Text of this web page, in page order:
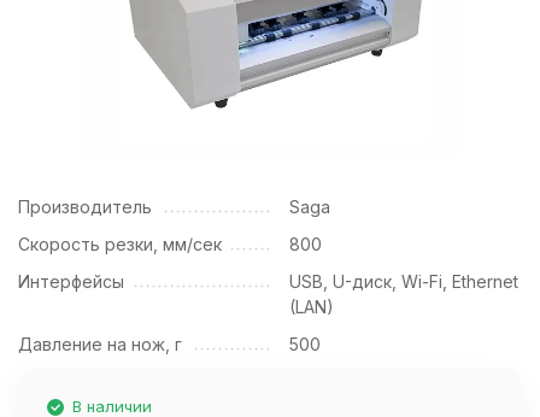
Производитель
Saga
Скорость резки, мм/сек
800
Интерфейсы
USB, U-диск, Wi-Fi, Ethernet
(LAN)
Давление на нож, г
500
В наличии